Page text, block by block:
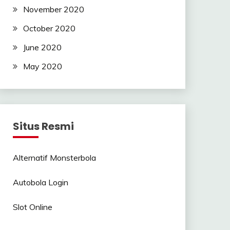
November 2020
October 2020
June 2020
May 2020
Situs Resmi
Alternatif Monsterbola
Autobola Login
Slot Online